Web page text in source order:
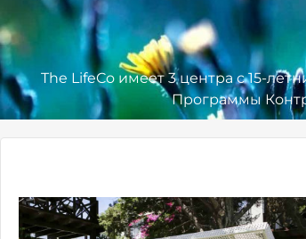
The LifeCo имеет 3 центра с 15-
Программы